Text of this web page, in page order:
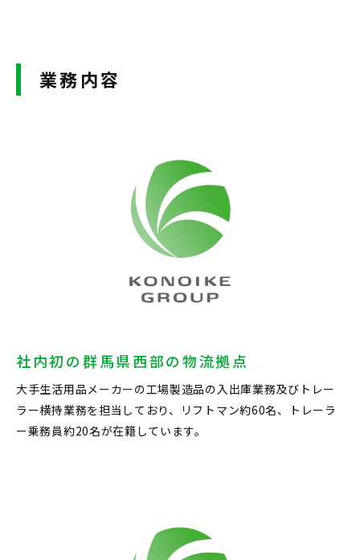
業務内容
社内初の群馬県西部の物流拠点
大手生活用品メーカーの工場製造品の入出庫業務及びトレー
ラー横持業務を担当しており、リフトマン約60名、トレーラ
ー乗務員約20名が在籍しています。